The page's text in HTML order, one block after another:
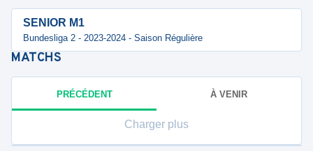
SENIOR M1
Bundesliga 2 - 2023-2024 - Saison Régulière
MATCHS
PRÉCÉDENT À VENIR
Charger plus